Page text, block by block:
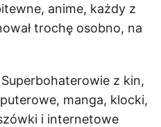
anime, każdy z
trochę osobno, na
z kin,
manga, klocki,
i internetowe